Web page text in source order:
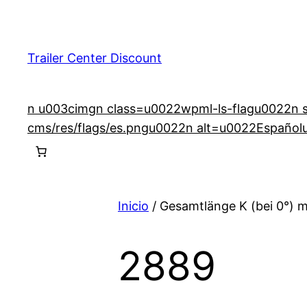
contenido
Trailer Center Discount
n u003cimgn class=u0022wpml-ls-
cms/res/flags/es.pngu0022n
Inicio / Gesamtlänge K (bei 0°)
2889